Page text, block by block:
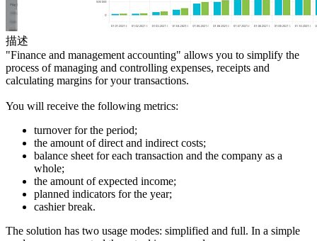
描述
"Finance and management accounting" allows you to simplify the
process of managing and controlling expenses, receipts and
calculating margins for your transactions.
You will receive the following metrics:
turnover for the period;
the amount of direct and indirect costs;
balance sheet for each transaction and the company as a
whole;
the amount of expected income;
planned indicators for the year;
cashier break.
The solution has two usage modes: simplified and full. In a simple